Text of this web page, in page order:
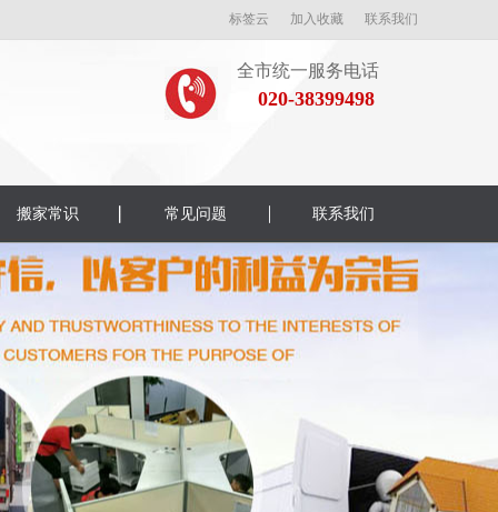
标签云 加入收藏 联系我们
全市统一服务电话
020-38399498
搬家常识 常见问题 联系我们